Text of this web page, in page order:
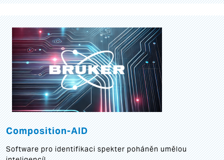
Composition-AID
Software pro identifikaci spekter poháněn umělou